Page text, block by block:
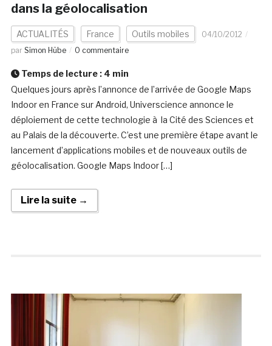
dans la géolocalisation
ACTUALITÉS France Outils mobiles
04/10/2012
par Simon Hübe 0 commentaire
Temps de lecture : 4 min
Quelques jours après l’annonce de l’arrivée de Google Maps
Indoor en France sur Android, Universcience annonce le
déploiement de cette technologie à la Cité des Sciences et
au Palais de la découverte. C’est une première étape avant le
lancement d’applications mobiles et de nouveaux outils de
géolocalisation. Google Maps Indoor […]
Lire la suite →